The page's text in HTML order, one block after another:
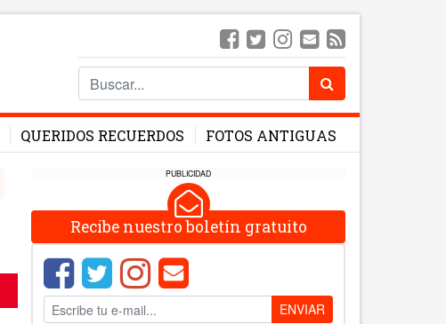
QUERIDOS RECUERDOS FOTOS ANTIGUAS
PUBLICIDAD
Recibe nuestro boletín gratuito
ENVIAR